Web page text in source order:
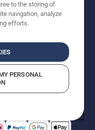
vorbehalten. Die
Preisempfehlungen
teilnehmenden
8,1% MWST und
(inkl. MwSt), es sei
Kauf verfügbar.
Datenschutzerklärung
melden
to the storing of
navigation, analyze
efforts.
PERSONAL